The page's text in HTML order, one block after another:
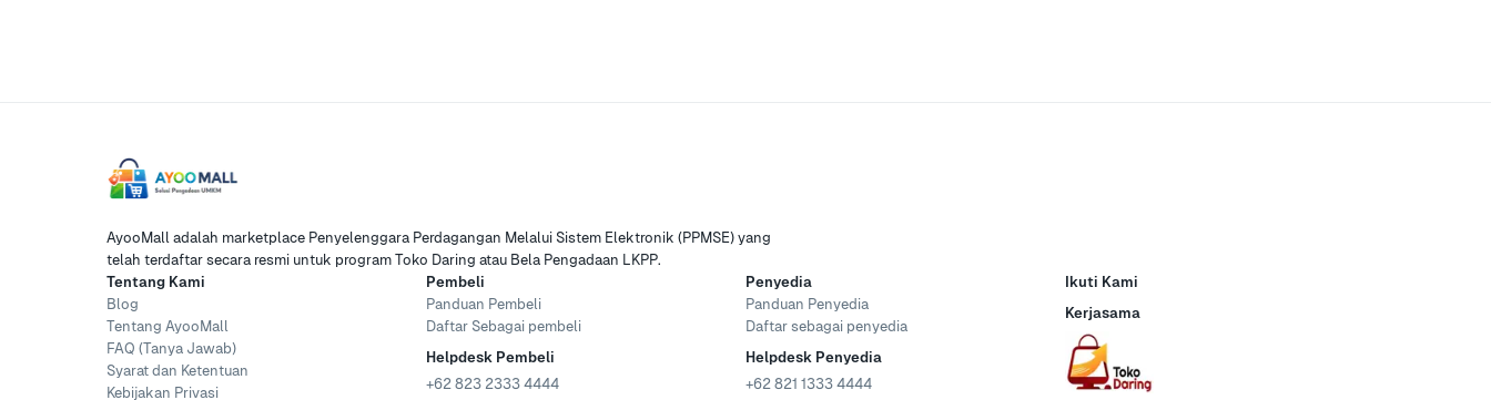
AyooMall adalah marketplace Penyelenggara Perdagangan Melalui Sistem Elektronik (PPMSE) yang
telah terdaftar secara resmi untuk program Toko Daring atau Bela Pengadaan LKPP.
Tentang Kami
Blog
Tentang AyooMall
FAQ (Tanya Jawab)
Syarat dan Ketentuan
Kebijakan Privasi
Pembeli
Panduan Pembeli
Daftar Sebagai pembeli
Helpdesk Pembeli
+62 823 2333 4444
Penyedia
Panduan Penyedia
Daftar sebagai penyedia
Helpdesk Penyedia
+62 821 1333 4444
Ikuti Kami
Kerjasama